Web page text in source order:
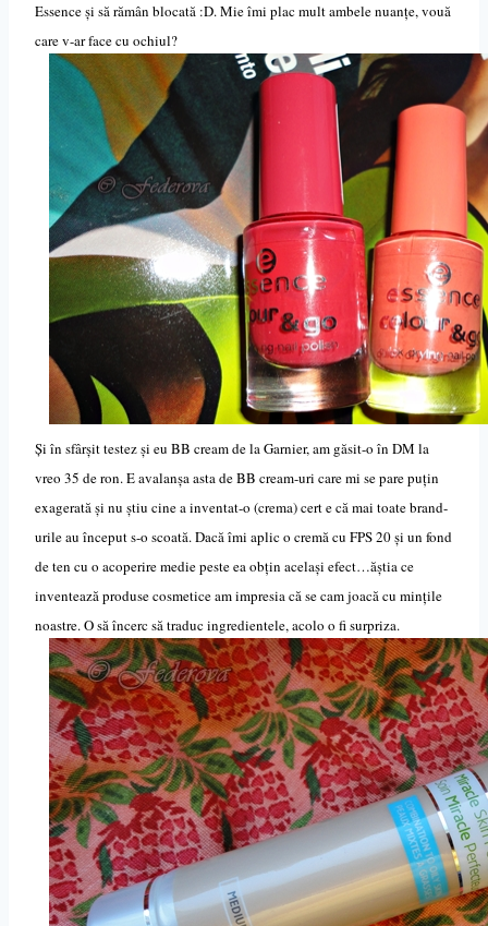
Essence și să rămân blocată :D. Mie îmi plac mult ambele nuanțe, vouă
care v-ar face cu ochiul?
Și în sfârșit testez și eu BB cream de la Garnier, am găsit-o în DM la
vreo 35 de ron. E avalanșa asta de BB cream-uri care mi se pare puțin
exagerată și nu știu cine a inventat-o (crema) cert e că mai toate brand-
urile au început s-o scoată. Dacă îmi aplic o cremă cu FPS 20 și un fond
de ten cu o acoperire medie peste ea obțin același efect…ăștia ce
inventează produse cosmetice am impresia căse cam joacă cu mințile
noastre. O să încerc să traduc ingredientele, acolo o fi surpriza.